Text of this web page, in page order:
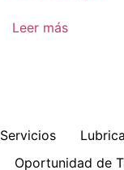
Leer más
Servicios
Oportunidad de